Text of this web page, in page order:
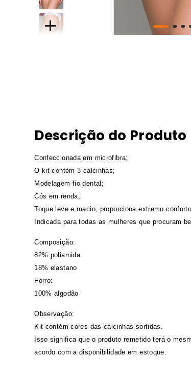
Descrição do Produto
Confeccionada em microfibra;
O kit contém 3 calcinhas;
Modelagem fio dental;
Cós em renda;
Toque leve e macio, proporciona extremo
Indicada para todas as mulheres que procuram
Composição:
82% poliamida
18% elastano
Forro:
100% algodão
Observação:
Kit contém cores das calcinhas sortidas.
Isso significa que o produto remetido terá o
acordo com a disponibilidade em estoque.